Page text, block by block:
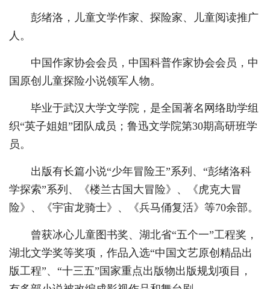
彭绪洛，儿童文学作家、探险家、儿童阅读推广
人。
中国作家协会会员，中国科普作家协会会员，中
国原创儿童探险小说领军人物。
毕业于武汉大学文学院，是全国著名网络助学组
织“英子姐姐”团队成员；鲁迅文学院第30期高研班学
员。
出版有长篇小说“少年冒险王”系列、“彭绪洛科
学探索”系列、《楼兰古国大冒险》、《虎克大冒
险》、《宇宙龙骑士》、《兵马俑复活》等70余部。
曾获冰心儿童图书奖、湖北省“五个一”工程奖，
湖北文学奖等奖项，作品入选“中国文艺原创精品出
版工程”、“十三五”国家重点出版物出版规划项目，